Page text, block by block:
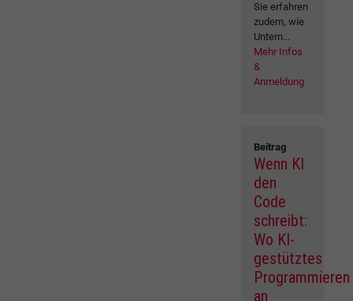
Sie erfahren
zudem, wie
Untern...
Mehr Infos
&
Anmeldung
Beitrag
Wenn KI
den
Code
schreibt:
Wo KI-
gestütztes
Programmieren
an